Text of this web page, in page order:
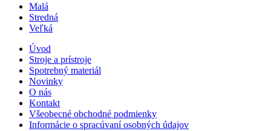
Malá
Stredná
Veľká
Úvod
Stroje a prístroje
Spotrebný materiál
Novinky
O nás
Kontakt
Všeobecné obchodné podmienky
Informácie o spracúvaní osobných údajov